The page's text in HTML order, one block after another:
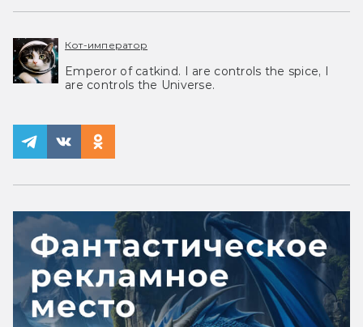
Кот-император
Emperor of catkind. I are controls the spice, I
are controls the Universe.